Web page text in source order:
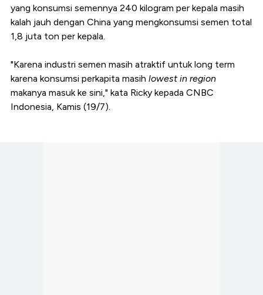
yang konsumsi semennya 240 kilogram per kepala masih
kalah jauh dengan China yang mengkonsumsi semen total
1,8 juta ton per kepala.
"Karena industri semen masih atraktif untuk long term
karena konsumsi perkapita masih lowest in region
makanya masuk ke sini," kata Ricky kepada CNBC
Indonesia, Kamis (19/7).